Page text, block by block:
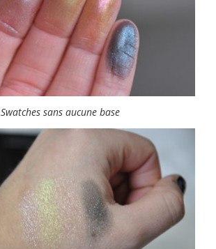
Swatches sans aucune base